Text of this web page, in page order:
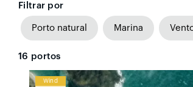
Filtrar por
Porto natural Marina
16 portos
Wind